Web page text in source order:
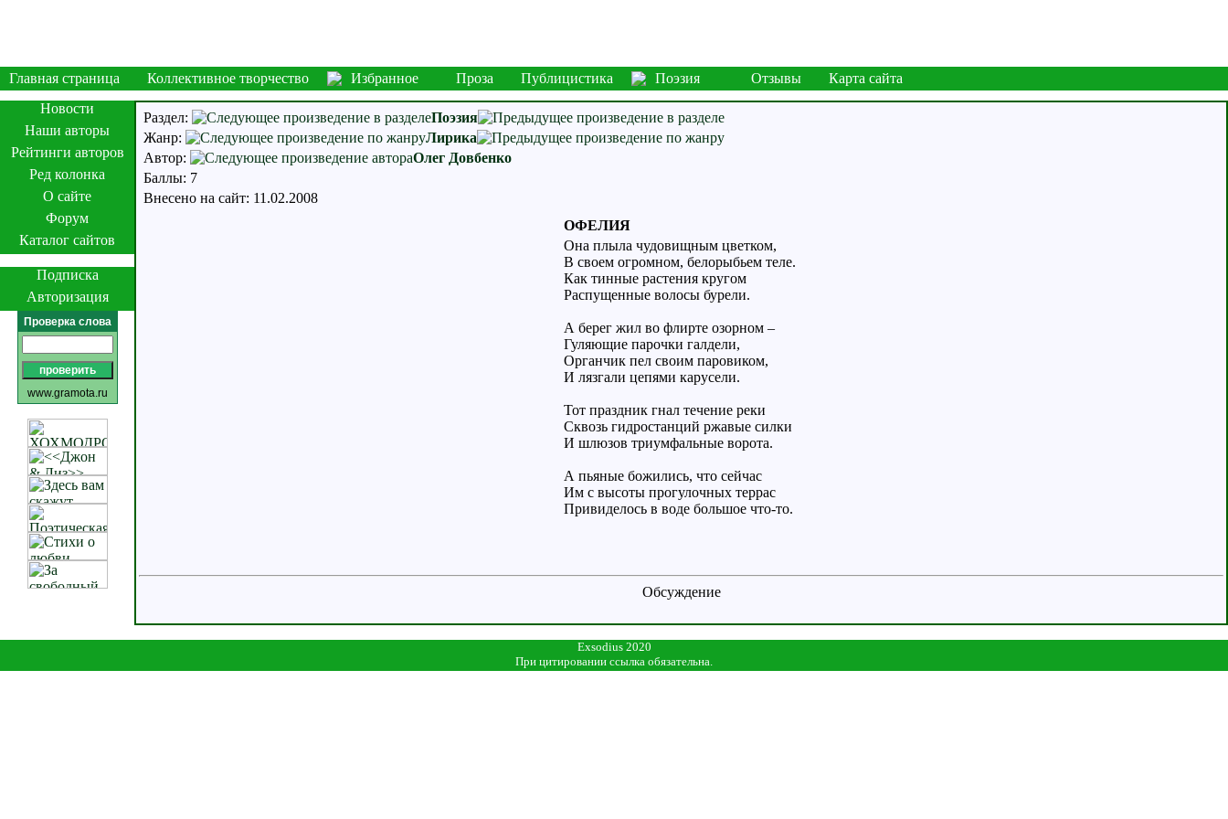
Главная страница Коллективное творчество Избранное Проза Публицистика Поэзия Отзывы
Карта сайта
Новости
Наши авторы
Рейтинги авторов
Ред колонка
О сайте
Форум
Каталог сайтов
Подписка
Авторизация
Проверка слова
www.gramota.ru
Раздел:
Поэзия
Жанр:
Лирика
Автор:
Олег Довбенко
Баллы: 7
Внесено на сайт: 11.02.2008
ОФЕЛИЯ
Она плыла чудовищным цветком,
В своем огромном, белорыбьем теле.
Как тинные растения кругом
Распущенные волосы бурели.
А берег жил во флирте озорном –
Гуляющие парочки галдели,
Органчик пел своим паровиком,
И лязгали цепями карусели.
Тот праздник гнал течение реки
Сквозь гидростанций ржавые силки
И шлюзов триумфальные ворота.
А пьяные божились, что сейчас
Им с высоты прогулочных террас
Привиделось в воде большое что-то.
Обсуждение
Exsodius 2020
При цитировании ссылка обязательна.